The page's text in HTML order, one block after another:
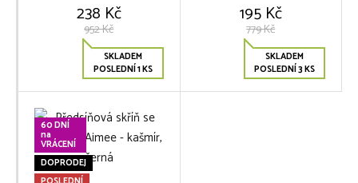
238 Kč
952 Kč
SKLADEM
POSLEDNÍ 1 KS
195 Kč
779 Kč
SKLADEM
POSLEDNÍ 3 KS
60 DNÍ
na
VRÁCENÍ
DOPRODEJ